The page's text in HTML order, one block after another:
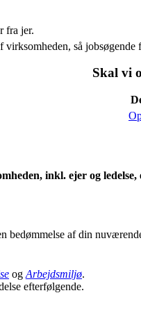
fra jer.
så
Skal vi
inkl. ejer og
bedømmelse af din
og Arbejdsmiljø.
efterfølgende.